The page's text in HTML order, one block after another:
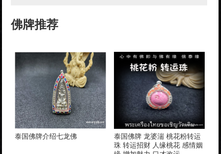
佛牌推荐
泰国佛牌介绍七龙佛
泰国佛牌 龙婆湍 桃花粉转运
珠 转运招财 人缘桃花 感情姻